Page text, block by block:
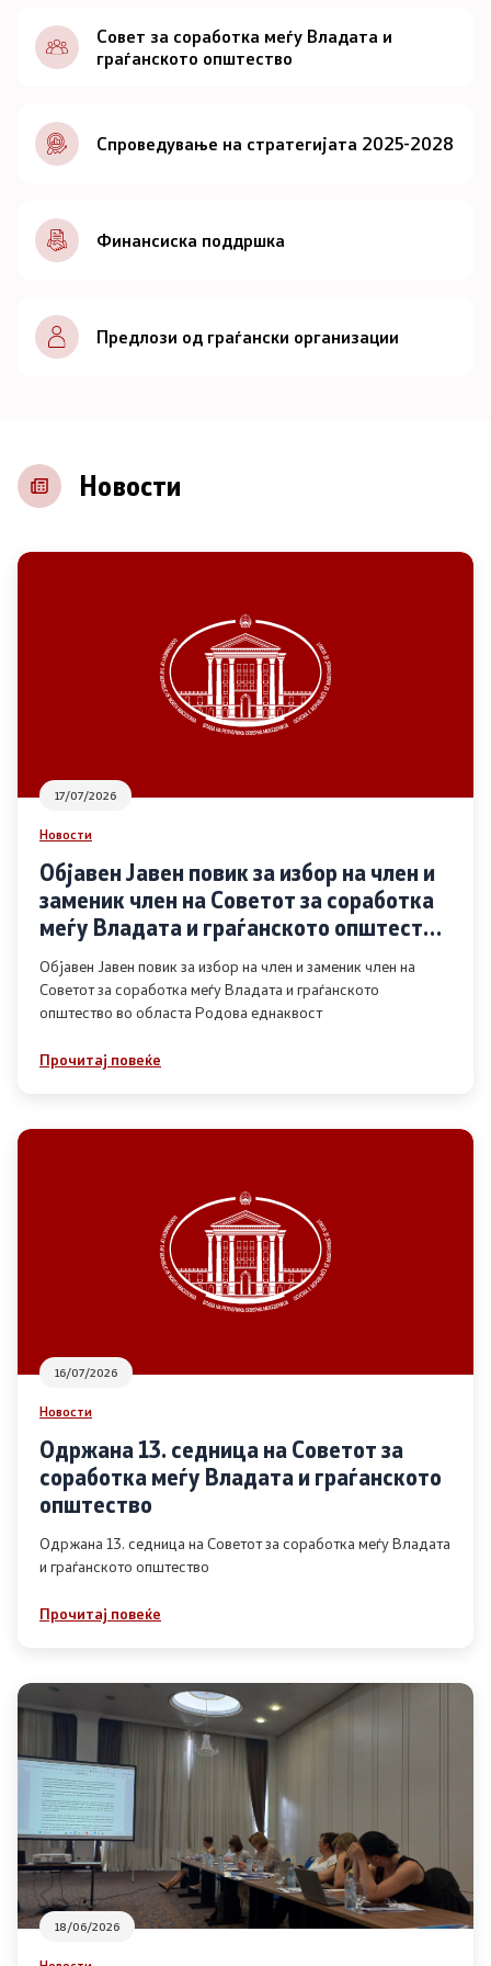
Документи
Совет
За советот
Документи
Записници и дневни редови од седниците на
Советот
Контакт
Основање на здружение
Дијалог меѓу Владата и граѓанскиот сектор
Отворени денови за иницијативи на граѓанските
организации
Финансиска поддршка
Извештаи
Список на ОЈИ
Контакт
Контакт
Линкови
Изјава за пристапност
Со еден клик до сите услуги
Совет за соработка меѓу Владата и
граѓанското општество
Спроведување на стратегијата 2025-2028
Финансиска поддршка
Предлози од граѓански организации
Новости
17/07/2026
Новости
Објавен Јавен повик за избор на член и
заменик член на Советот за соработка
меѓу Владата и граѓанското општество
во областа Родова еднаквост
Објавен Јавен повик за избор на член и заменик член на
Советот за соработка меѓу Владата и граѓанското
општество во областа Родова еднаквост
Прочитај повеќе
16/07/2026
Новости
Одржана 13. седница на Советот за
соработка меѓу Владата и граѓанското
општество
Одржана 13. седница на Советот за соработка меѓу Владата
и граѓанското општество
Прочитај повеќе
18/06/2026